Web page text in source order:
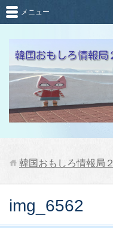
メニュー
韓国おもしろ情報局２
img_6562